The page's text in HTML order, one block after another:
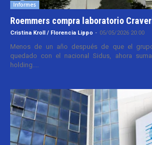
Informes
Roemmers compra laboratorio
Cristina Kroll / Florencia Lippo - 05/05/2026 20:00
Menos de un año después de que el
quedado con el nacional Sidus, ahora
holding....